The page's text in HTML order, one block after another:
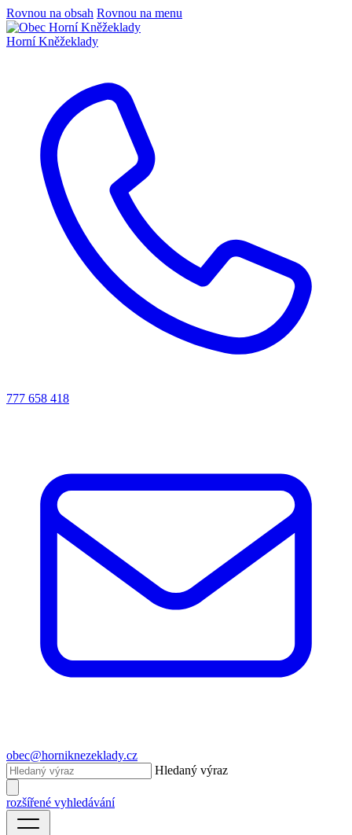
Rovnou na obsah Rovnou na menu
Horní Kněžeklady
777 658 418
obec@horniknezeklady.cz
Hledaný výraz
rozšířené vyhledávání